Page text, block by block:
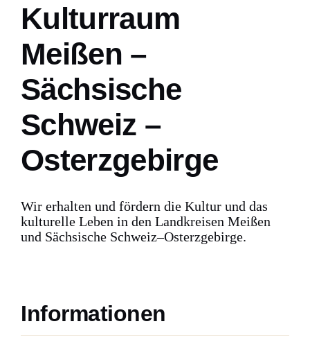
Kulturraum
Meißen –
Sächsische
Schweiz –
Osterzgebirge
Wir erhalten und fördern die Kultur und das
kulturelle Leben in den Landkreisen Meißen
und Sächsische Schweiz–Osterzgebirge.
Informationen